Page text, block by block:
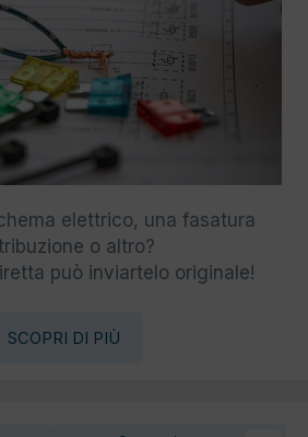
elettrico, una fasatura
o altro?
può inviartelo originale!
SCOPRI DI PIÙ